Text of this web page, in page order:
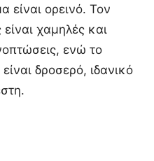
είναι ορεινό. Τον
χαμηλές και
ενώ το
δροσερό, ιδανικό